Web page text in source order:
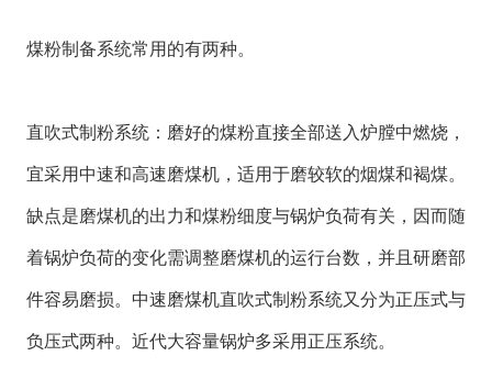
煤粉制备系统常用的有两种。
直吹式制粉系统：磨好的煤粉直接全部送入炉膛中燃烧，
宜采用中速和高速磨煤机，适用于磨较软的烟煤和褐煤。
缺点是磨煤机的出力和煤粉细度与锅炉负荷有关，因而随
着锅炉负荷的变化需调整磨煤机的运行台数，并且研磨部
件容易磨损。中速磨煤机直吹式制粉系统又分为正压式与
负压式两种。近代大容量锅炉多采用正压系统。